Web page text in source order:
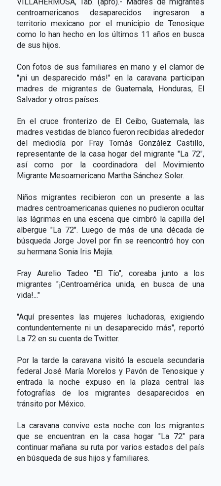
centroamericanos desaparecidos ingresaron a
territorio mexicano por el municipio de Tenosique
como lo han hecho en los últimos 11 años en busca
de sus hijos.
Con fotos de sus familiares en mano y el clamor de
"¡ni un desparecido más!" en la caravana participan
madres de migrantes de Guatemala, Honduras, El
Salvador y otros países.
En el cruce fronterizo de El Ceibo, Guatemala, las
madres vestidas de blanco fueron recibidas alrededor
del mediodía por Fray Tomás González Castillo,
representante de la casa hogar del migrante "La 72",
así como por la coordinadora del Movimiento
Migrante Mesoamericano Martha Sánchez Soler.
Niños migrantes recibieron con un presente a las
madres centroamericanas quienes no pudieron ocultar
las lágrimas en una escena que cimbró la capilla del
albergue "La 72". Luego de más de una década de
búsqueda Jorge Jovel por fin se reencontró hoy con
su hermana Sonia Iris Mejía.
Fray Aurelio Tadeo "El Tío", coreaba junto a los
migrantes "¡Centroamérica unida, en busca de una
vida!..."
"Aquí presentes las mujeres luchadoras, exigiendo
contundentemente ni un desaparecido más", reportó
La 72 en su cuenta de Twitter.
Por la tarde la caravana visitó la escuela secundaria
federal José María Morelos y Pavón de Tenosique y
entrada la noche expuso en la plaza central las
fotografías de los migrantes desaparecidos en
tránsito por México.
La caravana convive esta noche con los migrantes
que se encuentran en la casa hogar "La 72" para
continuar mañana su ruta por varios estados del país
en búsqueda de sus hijos y familiares.